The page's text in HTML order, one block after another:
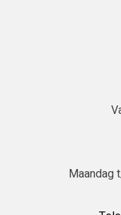
Maandag